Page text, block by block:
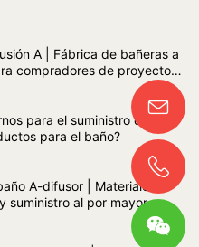
A | Fábrica de bañeras a
compradores de proyectos
para el suministro de
para el baño?
A-difusor | Materiales
suministro al por mayor